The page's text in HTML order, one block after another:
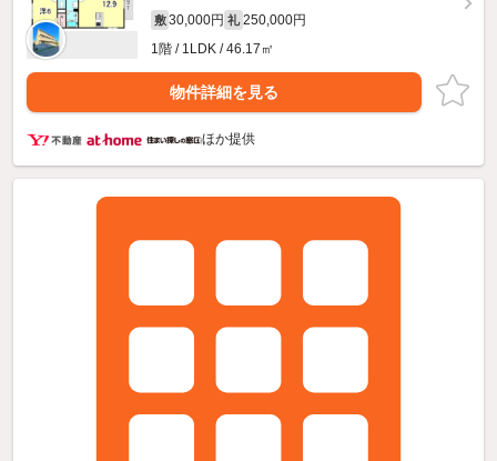
敷 30,000円 礼 250,000円
1階 / 1LDK / 46.17㎡
物件詳細を見る
ほか提供